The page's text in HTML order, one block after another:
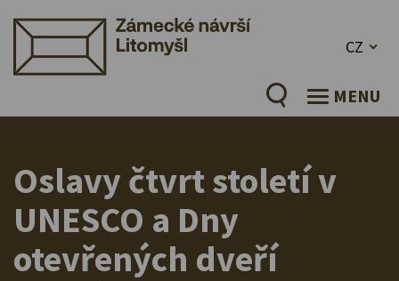
CZ
MENU
Oslavy čtvrt století v
UNESCO a Dny
otevřených dveří